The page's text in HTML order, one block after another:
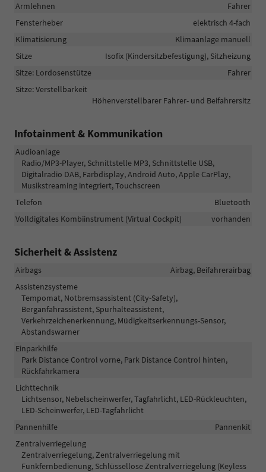
Armlehnen
Fahrer
Fensterheber
elektrisch 4-fach
Klimatisierung
Klimaanlage manuell
Sitze
Isofix (Kindersitzbefestigung), Sitzheizung
Sitze: Lordosenstütze
Fahrer
Sitze: Verstellbarkeit
Höhenverstellbarer Fahrer- und Beifahrersitz
Infotainment & Kommunikation
Audioanlage
Radio/MP3-Player, Schnittstelle MP3, Schnittstelle USB,
Digitalradio DAB, Farbdisplay, Android Auto, Apple CarPlay,
Musikstreaming integriert, Touchscreen
Telefon
Bluetooth
Volldigitales Kombiinstrument (Virtual Cockpit)
vorhanden
Sicherheit & Assistenz
Airbags
Airbag, Beifahrerairbag
Assistenzsysteme
Tempomat, Notbremsassistent (City-Safety),
Berganfahrassistent, Spurhalteassistent,
Verkehrzeichenerkennung, Müdigkeitserkennungs-Sensor,
Abstandswarner
Einparkhilfe
Park Distance Control vorne, Park Distance Control hinten,
Rückfahrkamera
Lichttechnik
Lichtsensor, Nebelscheinwerfer, Tagfahrlicht, LED-Rückleuchten,
LED-Scheinwerfer, LED-Tagfahrlicht
Pannenhilfe
Pannenkit
Zentralverriegelung
Zentralverriegelung, Zentralverriegelung mit
Funkfernbedienung, Schlüssellose Zentralverriegelung (Keyless